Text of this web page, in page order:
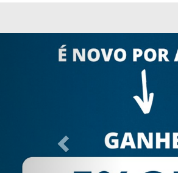
Previous